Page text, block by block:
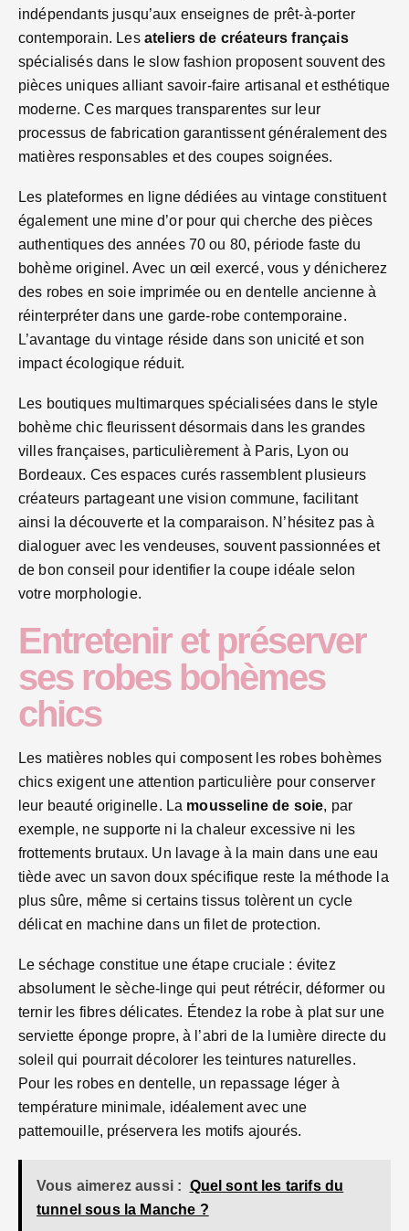
indépendants jusqu’aux enseignes de prêt-à-porter
contemporain. Les ateliers de créateurs français
spécialisés dans le slow fashion proposent souvent des
pièces uniques alliant savoir-faire artisanal et esthétique
moderne. Ces marques transparentes sur leur
processus de fabrication garantissent généralement des
matières responsables et des coupes soignées.
Les plateformes en ligne dédiées au vintage constituent
également une mine d’or pour qui cherche des pièces
authentiques des années 70 ou 80, période faste du
bohème originel. Avec un œil exercé, vous y dénicherez
des robes en soie imprimée ou en dentelle ancienne à
réinterpréter dans une garde-robe contemporaine.
L’avantage du vintage réside dans son unicité et son
impact écologique réduit.
Les boutiques multimarques spécialisées dans le style
bohème chic fleurissent désormais dans les grandes
villes françaises, particulièrement à Paris, Lyon ou
Bordeaux. Ces espaces curés rassemblent plusieurs
créateurs partageant une vision commune, facilitant
ainsi la découverte et la comparaison. N’hésitez pas à
dialoguer avec les vendeuses, souvent passionnées et
de bon conseil pour identifier la coupe idéale selon
votre morphologie.
Entretenir et préserver
ses robes bohèmes
chics
Les matières nobles qui composent les robes bohèmes
chics exigent une attention particulière pour conserver
leur beauté originelle. La mousseline de soie, par
exemple, ne supporte ni la chaleur excessive ni les
frottements brutaux. Un lavage à la main dans une eau
tiède avec un savon doux spécifique reste la méthode la
plus sûre, même si certains tissus tolèrent un cycle
délicat en machine dans un filet de protection.
Le séchage constitue une étape cruciale : évitez
absolument le sèche-linge qui peut rétrécir, déformer ou
ternir les fibres délicates. Étendez la robe à plat sur une
serviette éponge propre, à l’abri de la lumière directe du
soleil qui pourrait décolorer les teintures naturelles.
Pour les robes en dentelle, un repassage léger à
température minimale, idéalement avec une
pattemouille, préservera les motifs ajourés.
Vous aimerez aussi : Quel sont les tarifs du
tunnel sous la Manche ?